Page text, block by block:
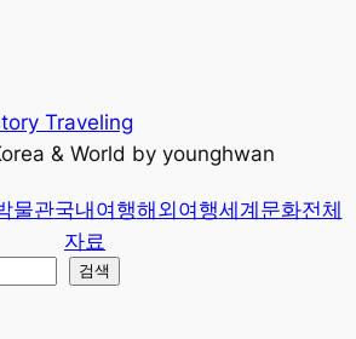
Traveling
& World by younghwan
물관국내여행해외여행세계문화전체
자료
검색